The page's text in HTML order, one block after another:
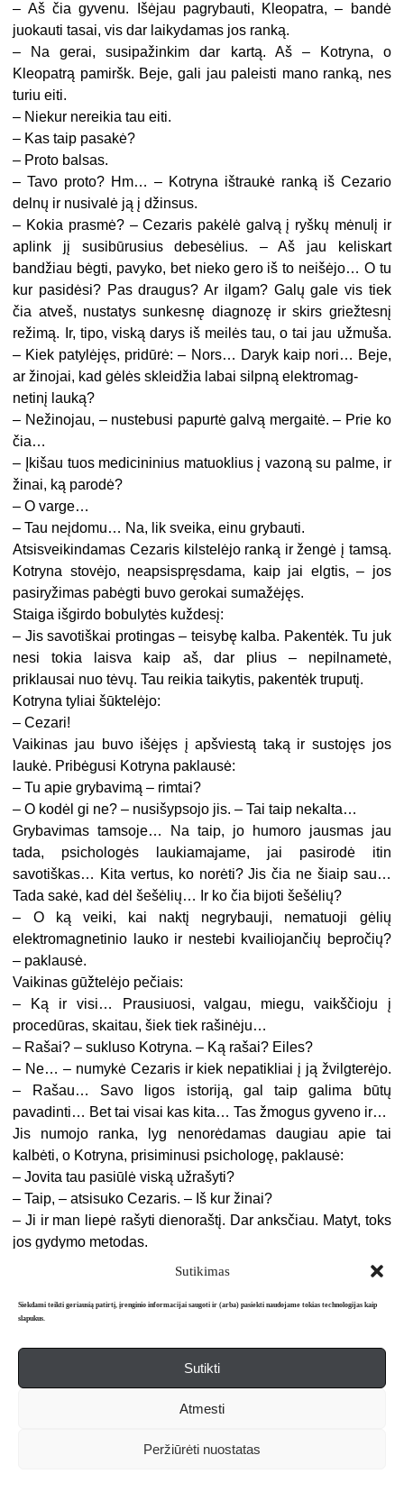
Sutikimas
Siekdami teikti geriausią patirtį, įrenginio informacijai saugoti ir (arba) pasiekti naudojame tokias technologijas kaip
slapukus.
Sutikti
Atmesti
Peržiūrėti nuostatas
– Aš čia gyvenu. Išėjau pagrybauti, Kleopatra, – bandė
juokauti tasai, vis dar laikydamas jos ranką.
– Na gerai, susipažinkim dar kartą. Aš – Kotryna, o
Kleopatrą pamiršk. Beje, gali jau paleisti mano ranką, nes
turiu eiti.
– Niekur nereikia tau eiti.
– Kas taip pasakė?
– Proto balsas.
– Tavo proto? Hm… – Kotryna ištraukė ranką iš Cezario
delnų ir nusivalė ją į džinsus.
– Kokia prasmė? – Cezaris pakėlė galvą į ryškų mėnulį ir
aplink jį susibūrusius debesėlius. – Aš jau keliskart
bandžiau bėgti, pavyko, bet nieko gero iš to neišėjo… O tu
kur pasidėsi? Pas draugus? Ar ilgam? Galų gale vis tiek
čia atveš, nustatys sunkesnę diagnozę ir skirs griežtesnį
režimą. Ir, tipo, viską darys iš meilės tau, o tai jau užmuša.
– Kiek patylėjęs, pridūrė: – Nors… Daryk kaip nori… Beje,
ar žinojai, kad gėlės skleidžia labai silpną elektromag-
netinį lauką?
– Nežinojau, – nustebusi papurtė galvą mergaitė. – Prie ko
čia…
– Įkišau tuos medicininius matuoklius į vazoną su palme, ir
žinai, ką parodė?
– O varge…
– Tau neįdomu… Na, lik sveika, einu grybauti.
Atsisveikindamas Cezaris kilstelėjo ranką ir žengė į tamsą.
Kotryna stovėjo, neapsispręsdama, kaip jai elgtis, – jos
pasiryžimas pabėgti buvo gerokai sumažėjęs.
Staiga išgirdo bobulytės kuždesį:
– Jis savotiškai protingas – teisybę kalba. Pakentėk. Tu juk
nesi tokia laisva kaip aš, dar plius – nepilnametė,
priklausai nuo tėvų. Tau reikia taikytis, pakentėk truputį.
Kotryna tyliai šūktelėjo:
– Cezari!
Vaikinas jau buvo išėjęs į apšviestą taką ir sustojęs jos
laukė. Pribėgusi Kotryna paklausė:
– Tu apie grybavimą – rimtai?
– O kodėl gi ne? – nusišypsojo jis. – Tai taip nekalta…
Grybavimas tamsoje… Na taip, jo humoro jausmas jau
tada, psichologės laukiamajame, jai pasirodė itin
savotiškas… Kita vertus, ko norėti? Jis čia ne šiaip sau…
Tada sakė, kad dėl šešėlių… Ir ko čia bijoti šešėlių?
– O ką veiki, kai naktį negrybauji, nematuoji gėlių
elektromagnetinio lauko ir nestebi kvailiojančių bepročių?
– paklausė.
Vaikinas gūžtelėjo pečiais:
– Ką ir visi… Prausiuosi, valgau, miegu, vaikščioju į
procedūras, skaitau, šiek tiek rašinėju…
– Rašai? – sukluso Kotryna. – Ką rašai? Eiles?
– Ne… – numykė Cezaris ir kiek nepatikliai į ją žvilgterėjo.
– Rašau… Savo ligos istoriją, gal taip galima būtų
pavadinti… Bet tai visai kas kita… Tas žmogus gyveno ir…
Jis numojo ranka, lyg nenorėdamas daugiau apie tai
kalbėti, o Kotryna, prisiminusi psichologę, paklausė:
– Jovita tau pasiūlė viską užrašyti?
– Taip, – atsisuko Cezaris. – Iš kur žinai?
– Ji ir man liepė rašyti dienoraštį. Dar anksčiau. Matyt, toks
jos gydymo metodas.
Cezaris pralinksmėjo:
– Hm…
– Na taip… – žvilgterėjęs į jos susirūpinusį veidą pritarė
siautėjančiais pacientais, kuriems šis naktinis nuotykis,